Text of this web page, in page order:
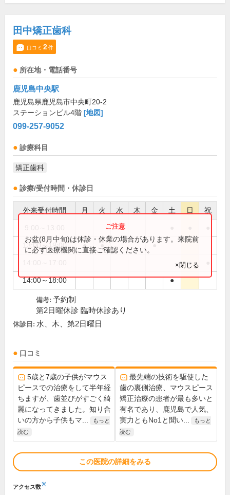
田中矯正歯科
口コミ 2件
所在地・電話番号
鹿児島中央駅
鹿児島県鹿児島市中央町20-2
ステーションビル4階 [地図]
099-257-9052
診療科目
矯正歯科
診療/受付時間・休診日
外来受付時間 月 火 水 木 金 土 日 祝
13:00～19:00 ● ● ●
●
14:00～18:00 ●
お盆(8月中旬)は休診・休業の場合があります。来院前
に必ず医療機関に直接ご確認ください。
×閉じる
備考: 予約制
第2日曜休診 臨時休診あり
休診日: 水、木、第2日曜日
口コミ
5歳と7歳の子供がマウス
ピースでの治療をして半年経
ちますが、歯並びがすごく綺
麗になってきました。知り合
いの方から子供もマ...
もっと
読む
最先端の技術を駆使した
歯の裏側治療、マウスピース
矯正治療の患者が最も多いと
有名であり、鹿児島で人気、
実力ともNo1と聞い...
もっと
読む
この医院の詳細をみる
アクセス数※